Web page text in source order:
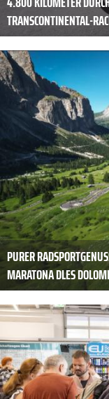
TRANSCONTINENTAL-
PURER
MARATONA DLES